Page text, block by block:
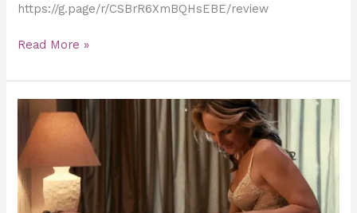
https://g.page/r/CSBrR6XmBQHsEBE/review
Read More »
Cine
Cuerpo